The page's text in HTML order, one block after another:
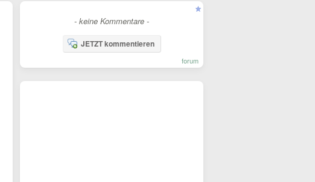
- keine Kommentare -
JETZT kommentieren
forum